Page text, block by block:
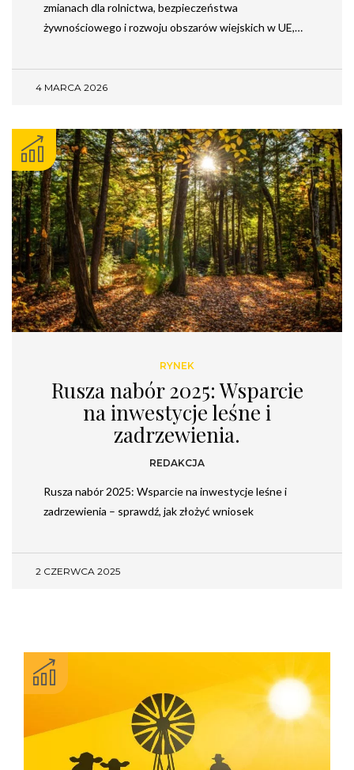
zmianach dla rolnictwa, bezpieczeństwa
żywnościowego i rozwoju obszarów wiejskich w UE,…
4 MARCA 2026
RYNEK
Rusza nabór 2025: Wsparcie
na inwestycje leśne i
zadrzewienia.
REDAKCJA
Rusza nabór 2025: Wsparcie na inwestycje leśne i
zadrzewienia – sprawdź, jak złożyć wniosek
2 CZERWCA 2025